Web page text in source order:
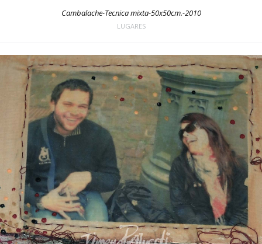
Cambalache-Tecnica mixta-50x50cm.-2010
LUGARES